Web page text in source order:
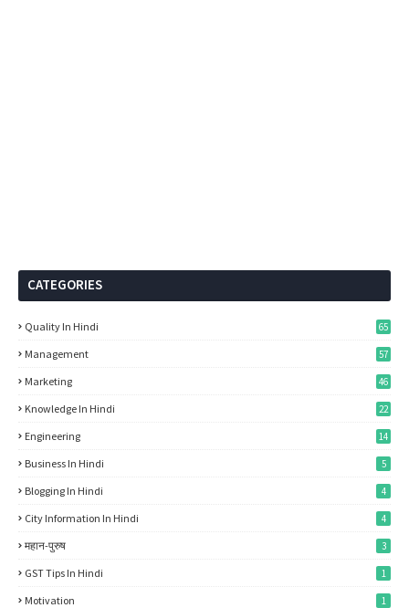
CATEGORIES
Quality In Hindi 65
Management 57
Marketing 46
Knowledge In Hindi 22
Engineering 14
Business In Hindi 5
Blogging In Hindi 4
City Information In Hindi 4
महान-पुरुष 3
GST Tips In Hindi 1
Motivation 1